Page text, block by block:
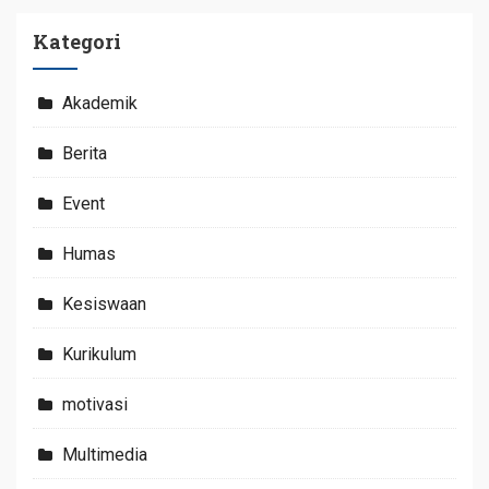
Kategori
Akademik
Berita
Event
Humas
Kesiswaan
Kurikulum
motivasi
Multimedia